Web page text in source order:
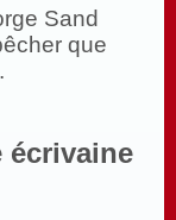
Sand
que
écrivaine